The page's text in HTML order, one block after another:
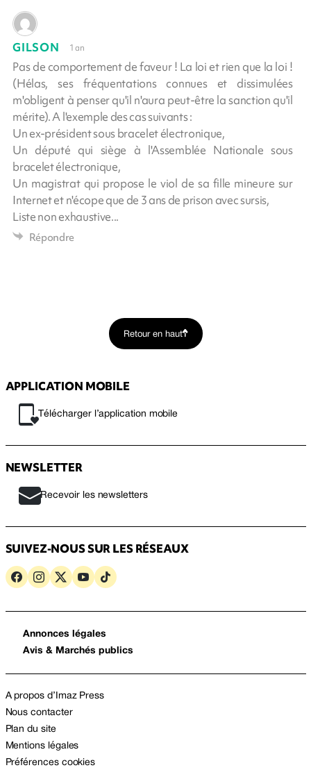
GILSON 1 an
Pas de comportement de faveur ! La loi et rien que la loi !
(Hélas, ses fréquentations connues et dissimulées
m'obligent à penser qu'il n'aura peut-être la sanction qu'il
mérite). A l'exemple des cas suivants :
Un ex-président sous bracelet électronique,
Un député qui siège à l'Assemblée Nationale sous
bracelet électronique,
Un magistrat qui propose le viol de sa fille mineure sur
Internet et n'écope que de 3 ans de prison avec sursis,
Liste non exhaustive...
Répondre
Retour en haut
APPLICATION MOBILE
Télécharger l’application mobile
NEWSLETTER
Recevoir les newsletters
SUIVEZ-NOUS SUR LES RÉSEAUX
Annonces légales
Avis & Marchés publics
A propos d’Imaz Press
Nous contacter
Plan du site
Mentions légales
Préférences cookies